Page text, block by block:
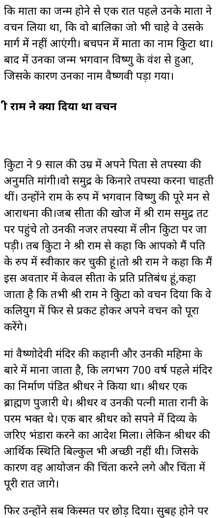
कि माता का जन्म होने से एक रात पहले उनके माता ने
वचन लिया था, कि वो बालिका जो भी चाहे वे उसके
मार्ग में नहीं आएंगी। बचपन में माता का नाम त्रिकुटा था।
बाद में उनका जन्म भगवान विष्णु के वंश से हुआ,
जिसके कारण उनका नाम वैष्णवी पड़ा गया।
श्री राम ने क्या दिया था वचन
त्रिकुटा ने 9 साल की उम्र में अपने पिता से तपस्या की
अनुमति मांगी।वो समुद्र के किनारे तपस्या करना चाहती
थीं। उन्होंने राम के रुप में भगवान विष्णु की पूरे मन से
आराधना की।जब सीता की खोज में श्री राम समुद्र तट
पर पहुंचे तो उनकी नजर तपस्या में लीन त्रिकुटा पर जा
पड़ी। तब त्रिकुटा ने श्री राम से कहा कि आपको मैं पति
के रुप में स्वीकार कर चुकी हूं।तो श्री राम ने कहा कि मैं
इस अवतार में केवल सीता के प्रति प्रतिबंध हूं,कहा
जाता है कि तभी श्री राम ने त्रिकुटा को वचन दिया कि वे
कलियुग में फिर से प्रकट होकर अपने वचन को पूरा
करेंगे।
मां वैष्णोदेवी मंदिर की कहानी और उनकी महिमा के
बारे में माना जाता है, कि लगभग 700 वर्ष पहले मंदिर
का निर्माण पंडित श्रीधर ने किया था। श्रीधर एक
ब्राह्मण पुजारी थे। श्रीधर व उनकी पत्नी माता रानी के
परम भक्त थे। एक बार श्रीधर को सपने में दिव्य के
जरिए भंडारा करने का आदेश मिला। लेकिन श्रीधर की
आर्थिक स्थिति बिल्कुल भी अच्छी नहीं थी। जिसके
कारण वह आयोजन की चिंता करने लगे और चिंता में
पूरी रात जागे।
फिर उन्होंने सब किस्मत पर छोड़ दिया। सुबह होने पर